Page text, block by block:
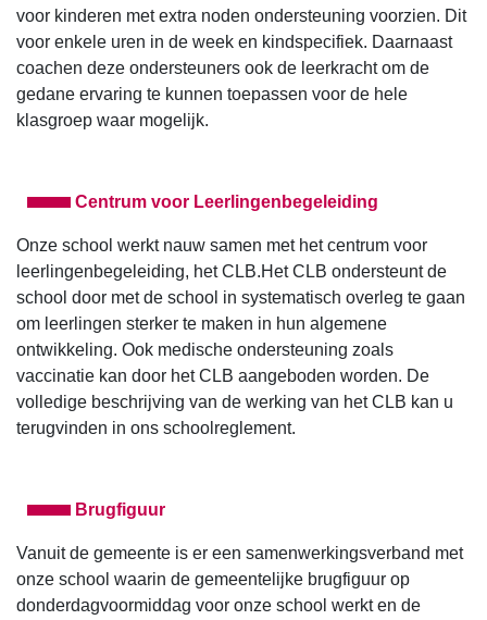
voor kinderen met extra noden ondersteuning voorzien. Dit
voor enkele uren in de week en kindspecifiek. Daarnaast
coachen deze ondersteuners ook de leerkracht om de
gedane ervaring te kunnen toepassen voor de hele
klasgroep waar mogelijk.
Centrum voor Leerlingenbegeleiding
Onze school werkt nauw samen met het centrum voor
leerlingenbegeleiding, het CLB.Het CLB ondersteunt de
school door met de school in systematisch overleg te gaan
om leerlingen sterker te maken in hun algemene
ontwikkeling. Ook medische ondersteuning zoals
vaccinatie kan door het CLB aangeboden worden. De
volledige beschrijving van de werking van het CLB kan u
terugvinden in ons schoolreglement.
Brugfiguur
Vanuit de gemeente is er een samenwerkingsverband met
onze school waarin de gemeentelijke brugfiguur op
donderdagvoormiddag voor onze school werkt en de